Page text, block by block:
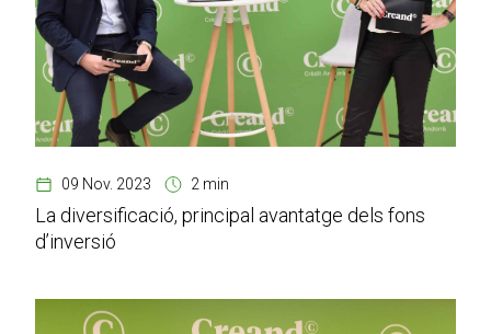
09 Nov. 2023 2 min
La diversificació, principal avantatge dels fons
d’inversió